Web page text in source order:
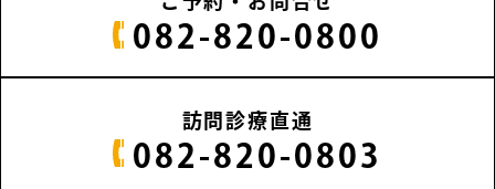
082-820-0800
訪問診療直通
082-820-0803